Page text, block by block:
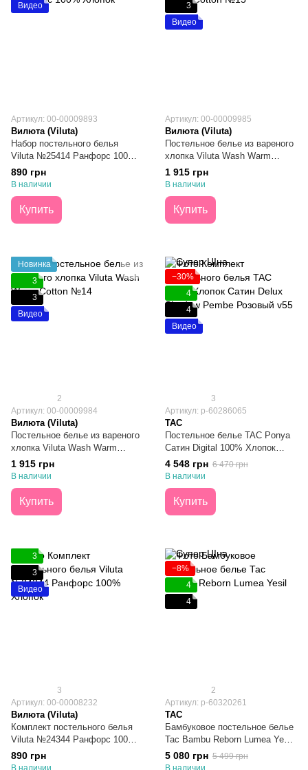
Видео
Артикул: 00-00009893
Вилюта (Viluta)
Набор постельного белья
Viluta №25414 Ранфорс 100%
Хлопок Полуторный
890 грн
В наличии
Купить
3
Видео
Артикул: 00-00009985
Вилюта (Viluta)
Постельное белье из вареного
хлопка Viluta Wash Warm
Cotton №15 Двухспальное
1 915 грн
В наличии
Купить
Новинка
3
3
Видео
2
Артикул: 00-00009984
Вилюта (Viluta)
Постельное белье из вареного
хлопка Viluta Wash Warm
Cotton №14 Двухспальное
1 915 грн
В наличии
Купить
−30%
4
4
Видео
3
Артикул: p-60286065
TAC
Постельное белье TAC Ponya
Сатин Digital 100% Хлопок
Евро
4 548 грн 6 470 грн
В наличии
Купить
3
3
Видео
3
Артикул: 00-00008232
Вилюта (Viluta)
Комплект постельного белья
Viluta №24344 Ранфорс 100%
Хлопок Полуторный
890 грн
В наличии
−8%
4
4
2
Артикул: p-60320261
TAC
Бамбуковое постельное белье
Тас Bambu Reborn Lumea Yesil
Евро
5 080 грн 5 499 грн
В наличии